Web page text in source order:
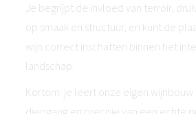
Je begrijpt de invloed van terroir,
op smaak en structuur, en kunt de
wijn correct inschatten binnen het
landschap.
Kortom: je leert onze eigen
diepgang en precisie van een echte